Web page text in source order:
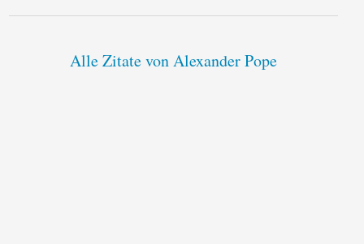
Alle Zitate von Alexander Pope